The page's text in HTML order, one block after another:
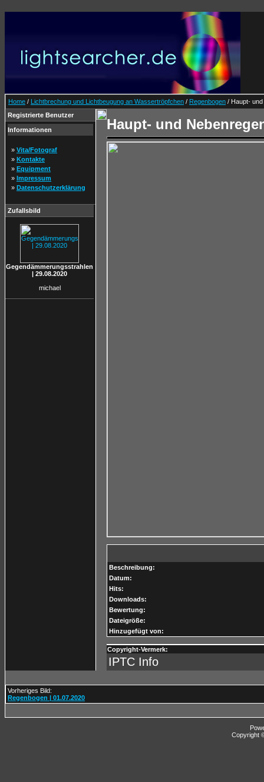
Home / Lichtbrechung und Lichtbeugung an Wassertröpfchen / Regenbogen / Haupt-
Registrierte Benutzer
Informationen
» Vita/Fotograf
» Kontakte
» Equipment
» Impressum
» Datenschutzerklärung
Zufallsbild
Gegendämmerungsstrahlen
| 29.08.2020
michael
Haupt- und
Beschreibung:
Datum:
Hits:
Downloads:
Bewertung:
Dateigröße:
Hinzugefügt von:
Copyright-Vermerk:
IPTC Info
Vorheriges Bild:
Regenbogen | 01.07.2020
Copyright